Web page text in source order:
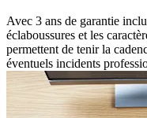
Avec 3 ans de garantie
éclaboussures et les
permettent de tenir la
éventuels incidents